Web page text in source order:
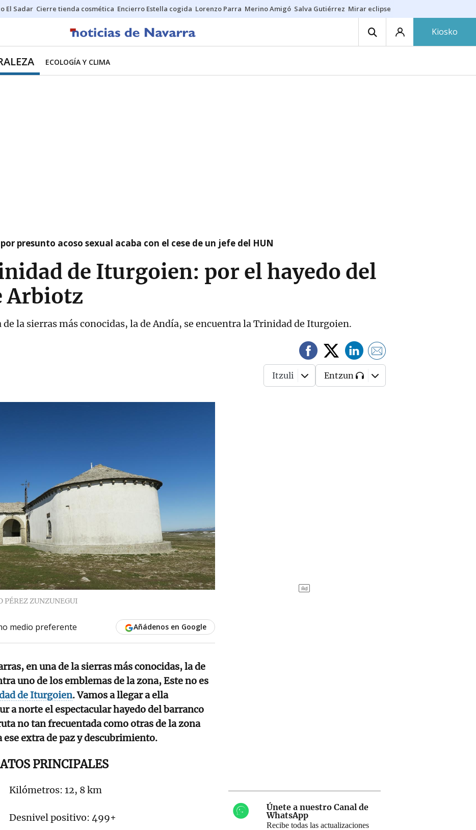
El Sadar Cierre tienda cosmética Encierro Estella cogida Lorenzo Parra Merino Amigó Salva Gutiérrez Mirar eclipse
Kiosko
ECOLOGÍA Y CLIMA
presunto acoso sexual acaba con el cese de un jefe del HUN
de Iturgoien: por el hayedo del
Arbiotz
la sierras más conocidas, la de Andía, se encuentra la Trinidad de Iturgoien.
Itzuli Entzun
PÉREZ ZUNZUNEGUI
medio preferente Añádenos en Google
en una de la sierras más conocidas, la de
uno de los emblemas de la zona, Este no es
de Iturgoien. Vamos a llegar a ella
a norte el espectacular hayedo del barranco
no tan frecuentada como otras de la zona
ese extra de paz y descubrimiento.
PRINCIPALES
12, 8 km
positivo: 499+
Únete a nuestro Canal de
WhatsApp
Recibe todas las actualizaciones